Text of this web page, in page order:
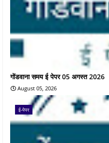
गोंडवाना समय ई पेपर 05 अगस्त 2026
August 05, 2026
ई-पेपर